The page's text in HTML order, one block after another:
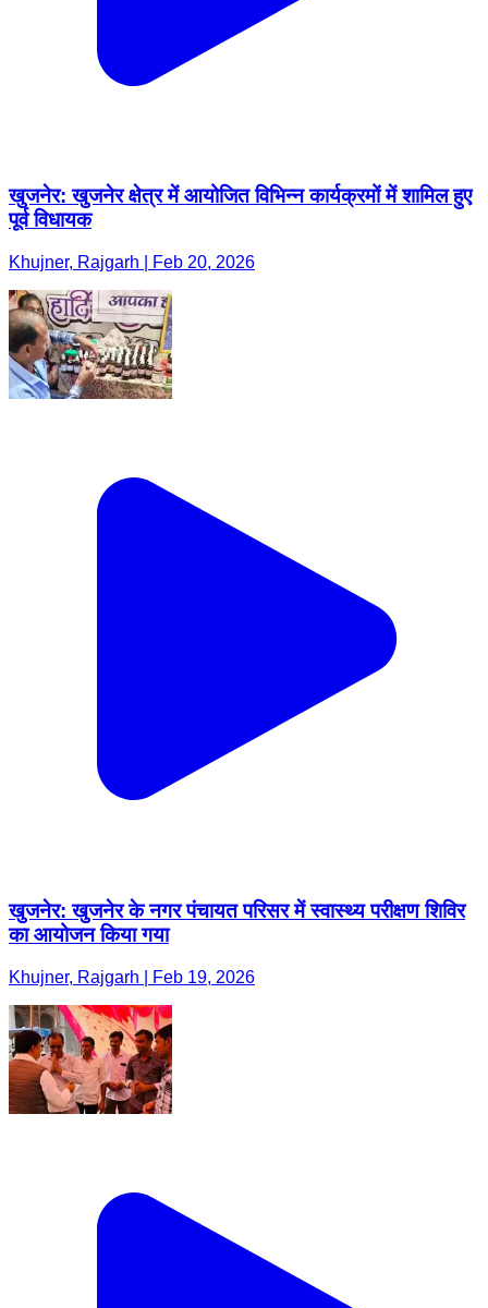
खुजनेर: खुजनेर क्षेत्र में आयोजित विभिन्न कार्यक्रमों में शामिल हुए
पूर्व विधायक
Khujner, Rajgarh | Feb 20, 2026
खुजनेर: खुजनेर के नगर पंचायत परिसर में स्वास्थ्य परीक्षण शिविर
का आयोजन किया गया
Khujner, Rajgarh | Feb 19, 2026